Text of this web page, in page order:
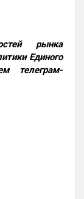
рынка
Единого
телеграм-